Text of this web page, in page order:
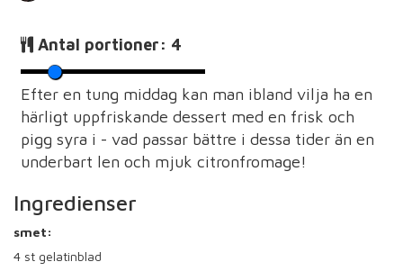
Antal portioner: 4
Efter en tung middag kan man ibland vilja ha en
härligt uppfriskande dessert med en frisk och
pigg syra i - vad passar bättre i dessa tider än en
underbart len och mjuk citronfromage!
Ingredienser
smet:
4 st gelatinblad